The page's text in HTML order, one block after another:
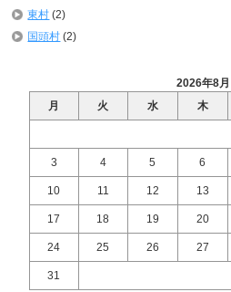
東村 (2)
国頭村 (2)
2026年8月
月
火 水 木
3 4 5 6
10 11 12 13
17 18 19 20
24 25 26 27
31